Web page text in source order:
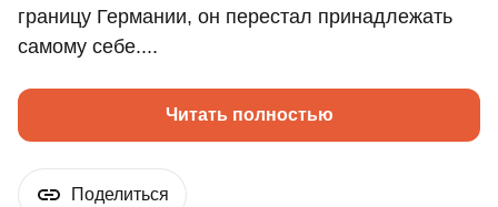
границу Германии, он перестал принадлежать
самому себе....
Читать полностью
Поделиться